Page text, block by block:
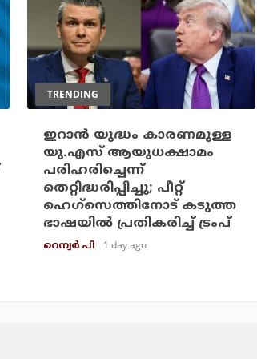
TRENDING
ഇറാന്‍ യുദ്ധം കാരണമുള്ള
യു.എസ് ആയുധക്ഷാമം
പരിഹരിച്ചെന്ന്
തെറ്റിദ്ധരിപ്പിച്ചു; പീറ്റ്
ഹെഗ്‌സെത്തിനോട് കടുത്ത
ഭാഷയില്‍ പ്രതികരിച്ച് ട്രംപ്
റെന്വര്‍ പി 1 day ago